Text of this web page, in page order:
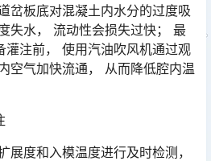
岔板底对混凝土内水分的过度吸
失水， 流动性会损失过快； 最
灌注前， 使用汽油吹风机通过观
空气加快流通， 从而降低腔内温
展度和入模温度进行及时检测，